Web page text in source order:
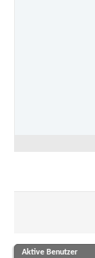
Aktive Benutzer